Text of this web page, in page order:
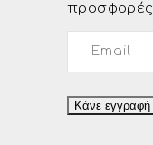
προσφορές